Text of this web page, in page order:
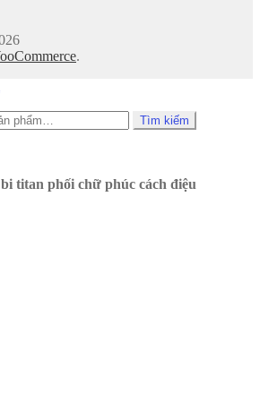
.
Tìm kiếm
titan phối chữ phúc cách điệu